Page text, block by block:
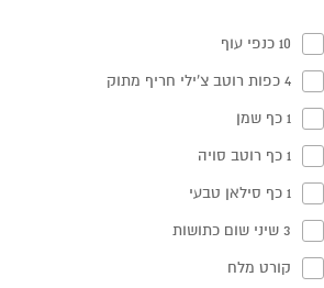
10 כנפי עוף
4 כפות רוטב צ'ילי חריף מתוק
1 כף שמן
1 כף רוטב סויה
1 כף סילאן טבעי
3 שיני שום כתושות
קורט מלח